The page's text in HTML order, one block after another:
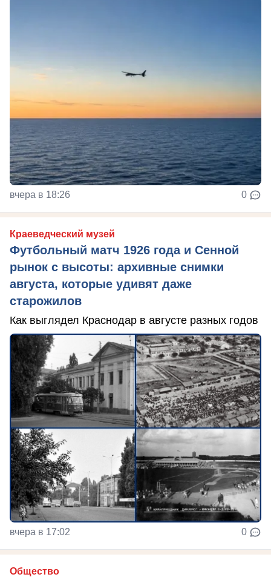
вчера в 18:26 0
Краеведческий музей
Футбольный матч 1926 года и Сенной
рынок с высоты: архивные снимки
августа, которые удивят даже
старожилов
Как выглядел Краснодар в августе разных годов
вчера в 17:02 0
Общество